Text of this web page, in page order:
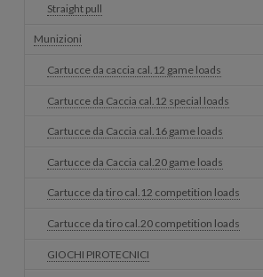
Straight pull
Munizioni
Cartucce da caccia cal.12 game loads
Cartucce da Caccia cal.12 special loads
Cartucce da Caccia cal.16 game loads
Cartucce da Caccia cal.20 game loads
Cartucce da tiro cal.12 competition loads
Cartucce da tiro cal.20 competition loads
GIOCHI PIROTECNICI